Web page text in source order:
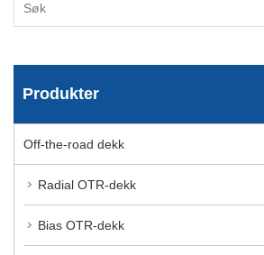
Produkter
Off-the-road dekk
Radial OTR-dekk
Bias OTR-dekk